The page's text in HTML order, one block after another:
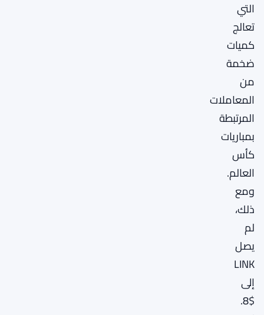
التي
تعالج
كميات
ضخمة
من
المعاملات
المرتبطة
بمباريات
كأس
العالم.
ومع
ذلك،
لم
يصل
LINK
إلى
$8.